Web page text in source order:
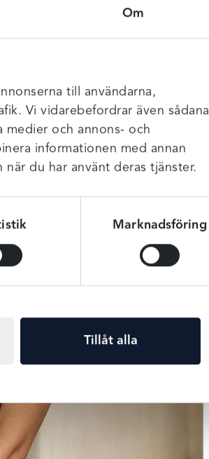
Om
till användarna,
Vi vidarebefordrar även sådana
medier och annons- och
informationen med annan
du har använt deras tjänster.
Marknadsföring
Tillåt alla